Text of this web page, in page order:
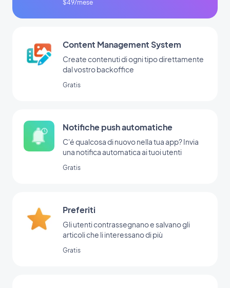
$49/mese
Content Management System
Create contenuti di ogni tipo direttamente
dal vostro backoffice
Gratis
Notifiche push automatiche
C'é qualcosa di nuovo nella tua app? Invia
una notifica automatica ai tuoi utenti
Gratis
Preferiti
Gli utenti contrassegnano e salvano gli
articoli che li interessano di più
Gratis